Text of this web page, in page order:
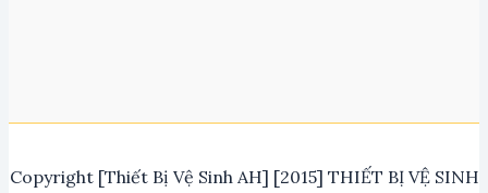
Copyright [Thiết Bị Vệ Sinh AH] [2015] THIẾT BỊ VỆ SINH